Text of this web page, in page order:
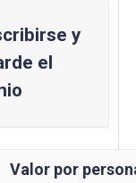
y
el
Valor por